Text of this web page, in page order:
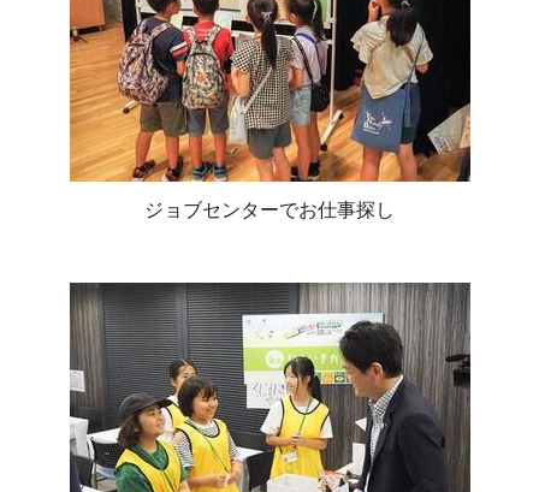
ジョブセンターでお仕事探し